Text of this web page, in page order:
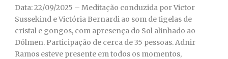
Data: 22/09/2025 – Meditação conduzida por Victor
Sussekind e Victória Bernardi ao som de tigelas de
cristal e gongos, com apresença do Sol alinhado ao
Dólmen. Participação de cerca de 35 pessoas. Adnir
Ramos esteve presente em todos os momentos,